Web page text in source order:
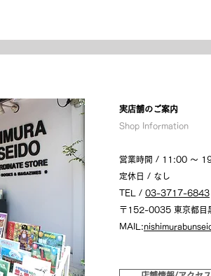
年3月9日(土)「ウド様
​実店舗のご案内
Shop Information
営業時間 / 11:00 〜
定休日 / なし
TEL / 03-3717-6843
〒152-0035 東京都目
MAIL: